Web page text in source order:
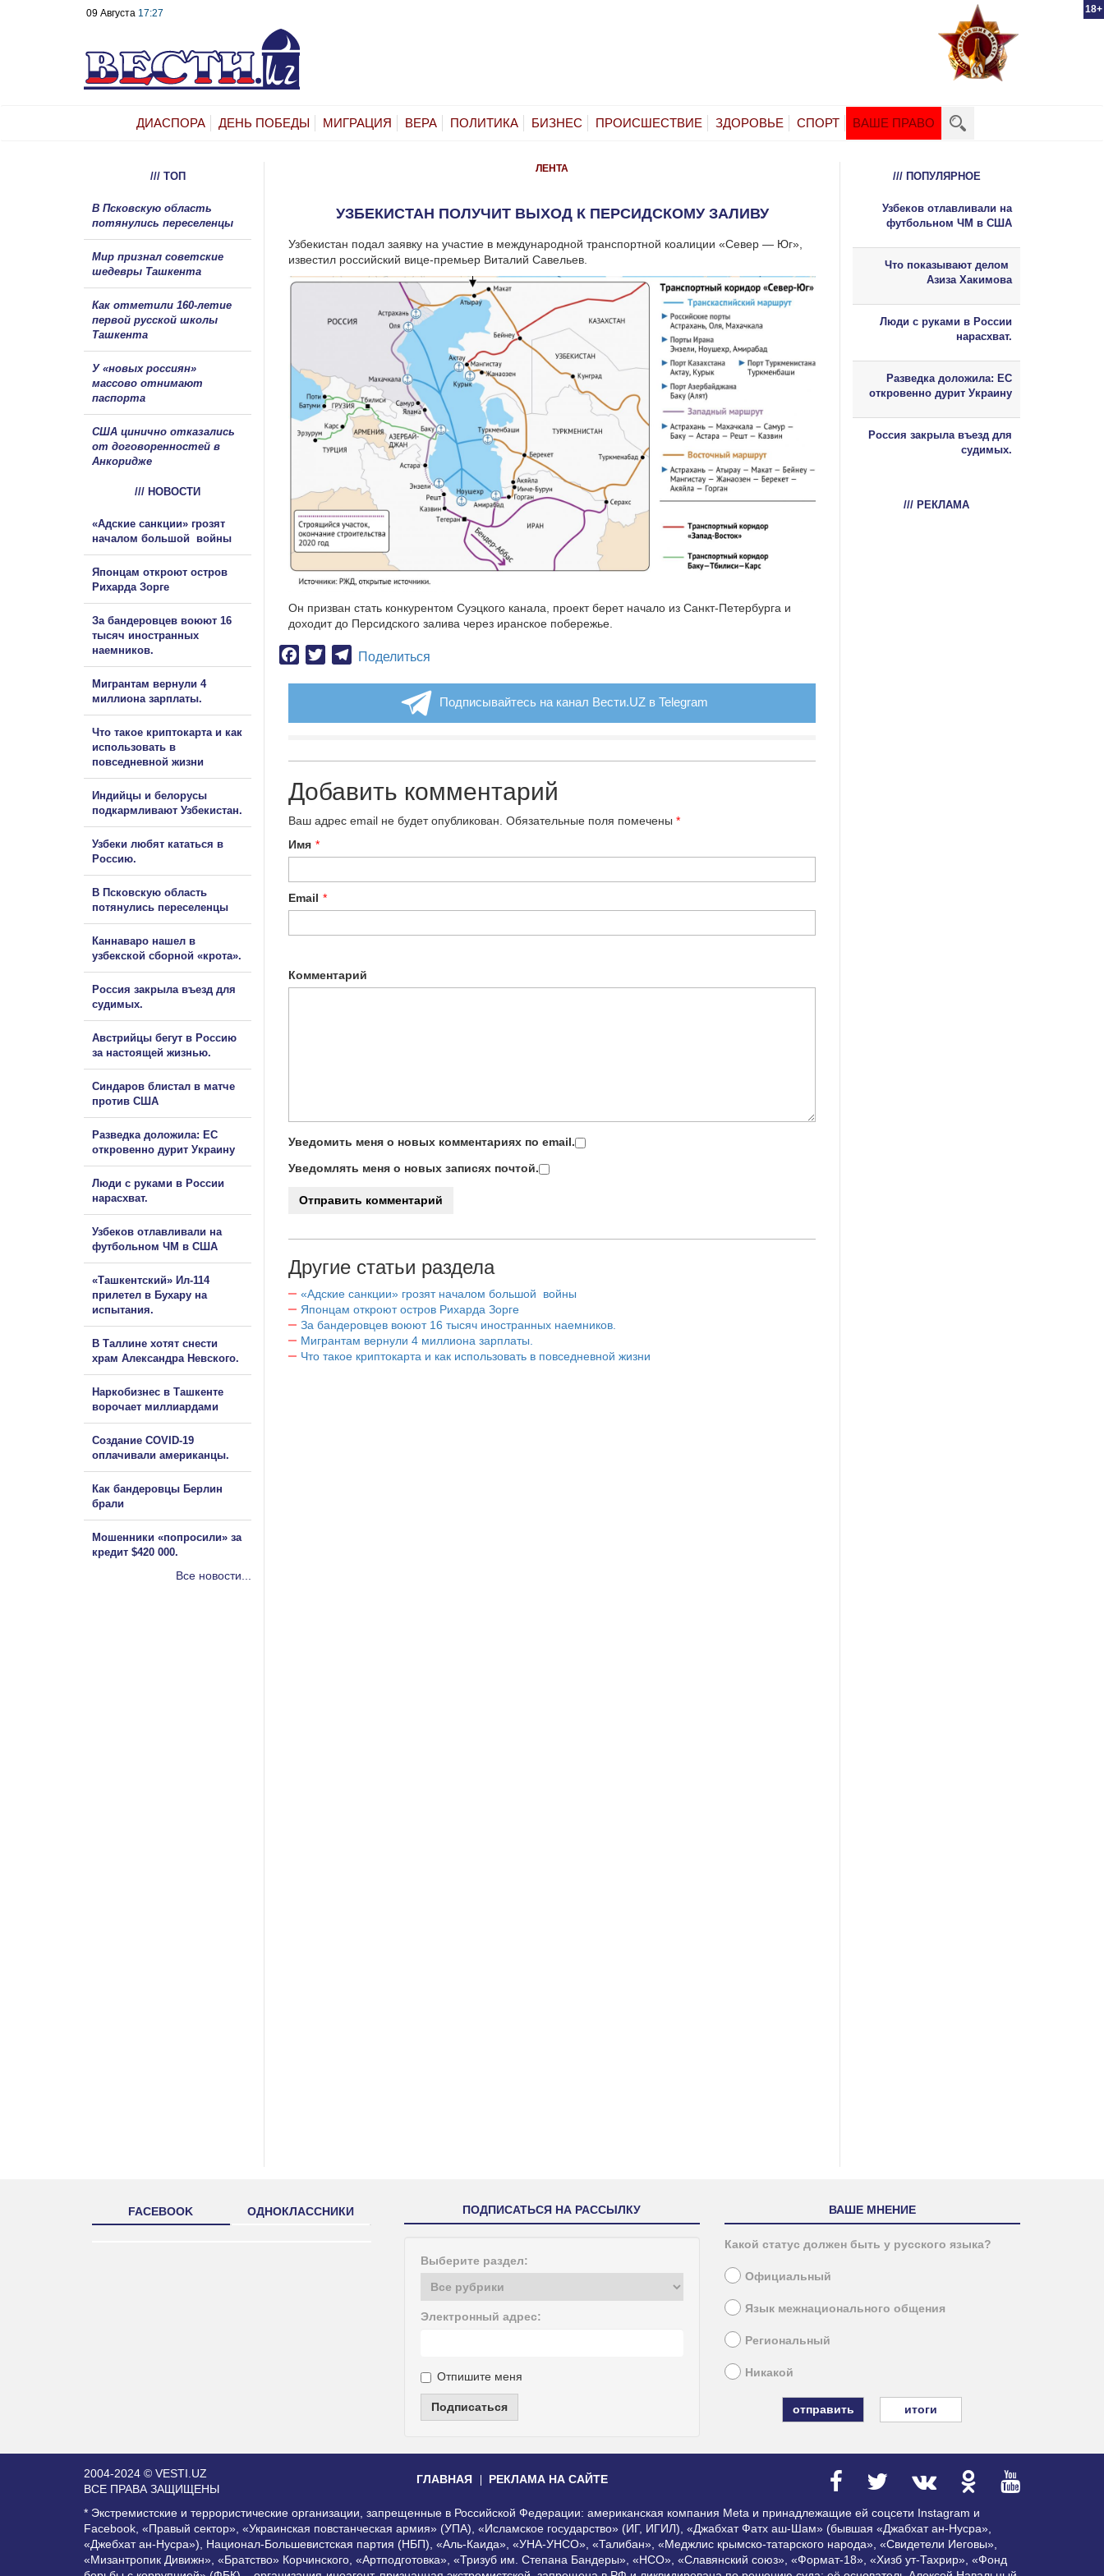
18+
09 Августа 17:27
ДИАСПОРА ДЕНЬ ПОБЕДЫ МИГРАЦИЯ ВЕРА ПОЛИТИКА БИЗНЕС ПРОИСШЕСТВИЕ ЗДОРОВЬЕ СПОРТ ВАШЕ ПРАВО
ЛЕНТА
УЗБЕКИСТАН ПОЛУЧИТ ВЫХОД К ПЕРСИДСКОМУ ЗАЛИВУ
Узбекистан подал заявку на участие в международной транспортной коалиции «Север — Юг»,
известил российский вице-премьер Виталий Савельев.
Он призван стать конкурентом Суэцкого канала, проект берет начало из Санкт-Петербурга и
доходит до Персидского залива через иранское побережье.
Facebook
TwitterTelegram
Поделиться
Подписывайтесь на канал Вести.UZ в Telegram
Добавить комментарий
Ваш адрес email не будет опубликован. Обязательные поля помечены *
Имя *
Email *
Комментарий
Уведомить меня о новых комментариях по email.
Уведомлять меня о новых записях почтой.
Другие статьи раздела
«Адские санкции» грозят началом большой войны
Японцам откроют остров Рихарда Зорге
За бандеровцев воюют 16 тысяч иностранных наемников.
Мигрантам вернули 4 миллиона зарплаты.
Что такое криптокарта и как использовать в повседневной жизни
/// ТОП
В Псковскую область
потянулись переселенцы
Мир признал советские
шедевры Ташкента
Как отметили 160-летие
первой русской школы
Ташкента
У «новых россиян»
массово отнимают
паспорта
США цинично отказались
от договоренностей в
Анкоридже
/// НОВОСТИ
«Адские санкции» грозят
началом большой войны
Японцам откроют остров
Рихарда Зорге
За бандеровцев воюют 16
тысяч иностранных
наемников.
Мигрантам вернули 4
миллиона зарплаты.
Что такое криптокарта и как
использовать в
повседневной жизни
Индийцы и белорусы
подкармливают Узбекистан.
Узбеки любят кататься в
Россию.
В Псковскую область
потянулись переселенцы
Каннаваро нашел в
узбекской сборной «крота».
Россия закрыла въезд для
судимых.
Австрийцы бегут в Россию
за настоящей жизнью.
Синдаров блистал в матче
против США
Разведка доложила: ЕС
откровенно дурит Украину
Люди с руками в России
нарасхват.
Узбеков отлавливали на
футбольном ЧМ в США
«Ташкентский» Ил-114
прилетел в Бухару на
испытания.
В Таллине хотят снести
храм Александра Невского.
Наркобизнес в Ташкенте
ворочает миллиардами
Создание COVID-19
оплачивали американцы.
Как бандеровцы Берлин
брали
Мошенники «попросили» за
кредит $420 000.
Все новости...
/// ПОПУЛЯРНОЕ
Узбеков отлавливали на
футбольном ЧМ в США
Что показывают делом
Азиза Хакимова
Люди с руками в России
нарасхват.
Разведка доложила: ЕС
откровенно дурит Украину
Россия закрыла въезд для
судимых.
/// РЕКЛАМА
FACEBOOK ОДНОКЛАССНИКИ ПОДПИСАТЬСЯ НА РАССЫЛКУ
Выберите раздел:
Электронный адрес:
Отпишите меня
Подписаться
ВАШЕ МНЕНИЕ
Какой статус должен быть у русского языка?
Официальный
Язык межнационального общения
Региональный
Никакой
итоги
2004-2024 © VESTI.UZ
ВСЕ ПРАВА ЗАЩИЩЕНЫ
ГЛАВНАЯ РЕКЛАМА НА САЙТЕ
* Экстремистские и террористические организации, запрещенные в Российской Федерации: американская компания Meta и принадлежащие ей соцсети Instagram и
Facebook, «Правый сектор», «Украинская повстанческая армия» (УПА), «Исламское государство» (ИГ, ИГИЛ), «Джабхат Фатх аш-Шам» (бывшая «Джабхат ан-Нусра»,
«Джебхат ан-Нусра»), Национал-Большевистская партия (НБП), «Аль-Каида», «УНА-УНСО», «Талибан», «Меджлис крымско-татарского народа», «Свидетели Иеговы»,
«Мизантропик Дивижн», «Братство» Корчинского, «Артподготовка», «Тризуб им. Степана Бандеры», «НСО», «Славянский союз», «Формат-18», «Хизб ут-Тахрир», «Фонд